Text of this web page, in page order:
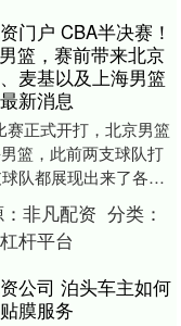
门户 CBA半决赛！
篮，赛前带来北京
麦基以及上海男篮
新消息
赛正式开打，北京男篮
篮，此前两支球队打
队都展现出来了各自
好球，不得不说这轮
非凡配资 分类：
杆平台
公司 泊头车主如何
膜服务